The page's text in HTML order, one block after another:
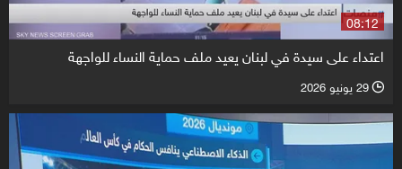
08:12
اعتداء على سيدة في لبنان يعيد ملف حماية النساء للواجهة
l 29 يونيو 2026